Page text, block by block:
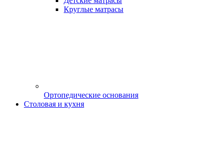
Круглые матрасы
Ортопедические основания
Столовая и кухня